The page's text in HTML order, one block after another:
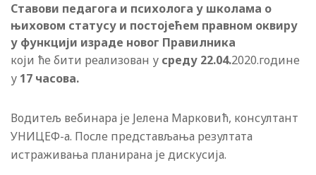
Ставови педагога и психолога у школама о
њиховом статусу и постојећем правном оквиру
у функцији израде новог Правилника
који ће бити реализован у среду 22.04.2020.године
у 17 часова.
Водитељ вебинара је Јелена Марковић, консултант
УНИЦЕФ-а. После представљања резултата
истраживања планирана је дискусија.